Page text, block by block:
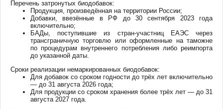
Перечень затронутых биодобавок:
Продукция, произведённая на территории России;
Добавки, ввезённые в РФ до 30 сентября 2023 года
включительно;
БАДы, поступившие из стран-участниц ЕАЭС через
трансграничную торговлю или оформленные на таможне
по процедурам внутреннего потребления либо реимпорта
до указанной даты.
Сроки реализации немаркированных биодобавок:
Для добавок со сроком годности до трёх лет включительно
— до 31 августа 2026 года;
Для продукции со сроком хранения более трёх лет — до 31
августа 2027 года.